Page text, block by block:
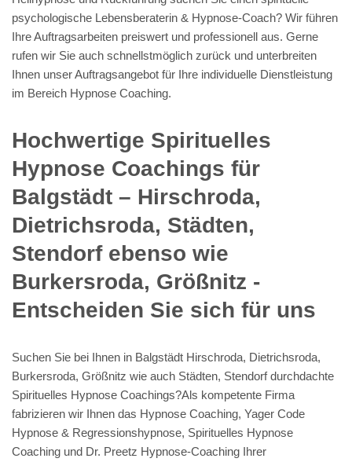
psychologische Lebensberaterin & Hypnose-Coach? Wir führen
Ihre Auftragsarbeiten preiswert und professionell aus. Gerne
rufen wir Sie auch schnellstmöglich zurück und unterbreiten
Ihnen unser Auftragsangebot für Ihre individuelle Dienstleistung
im Bereich Hypnose Coaching.
Hochwertige Spirituelles
Hypnose Coachings für
Balgstädt – Hirschroda,
Dietrichsroda, Städten,
Stendorf ebenso wie
Burkersroda, Größnitz -
Entscheiden Sie sich für uns
Suchen Sie bei Ihnen in Balgstädt Hirschroda, Dietrichsroda,
Burkersroda, Größnitz wie auch Städten, Stendorf durchdachte
Spirituelles Hypnose Coachings?Als kompetente Firma
fabrizieren wir Ihnen das Hypnose Coaching, Yager Code
Hypnose & Regressionshypnose, Spirituelles Hypnose
Coaching und Dr. Preetz Hypnose-Coaching Ihrer